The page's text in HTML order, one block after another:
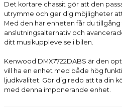
Det kortare chassit gör att den
utrymme och ger dig möjligheter
Med den här enheten får du
anslutningsalternativ och
ditt musikupplevelse i bilen.
Kenwood DMX7722DABS är den
vill ha en enhet med både hög
ljudkvalitet. Gör dig redo att ta din
med denna imponerande enhet.